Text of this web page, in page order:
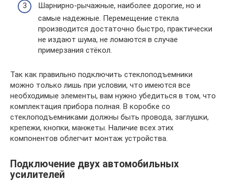
Шарнирно-рычажные, наиболее дорогие, но и
самые надежные. Перемещение стекла
производится достаточно быстро, практически
не издают шума, не ломаются в случае
примерзания стёкол.
Так как правильно подключить стеклоподъемники
можно только лишь при условии, что имеются все
необходимые элементы, вам нужно убедиться в том, что
комплектация прибора полная. В коробке со
стеклоподъемниками должны быть провода, заглушки,
крепежи, кнопки, манжеты. Наличие всех этих
компонентов облегчит монтаж устройства.
Подключение двух автомобильных
усилителей